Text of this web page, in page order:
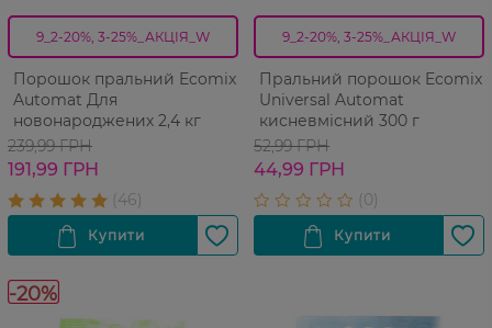
9_2-20%, 3-25%_АКЦІЯ_W
Порошок пральний Ecomix
Automat Для
новонароджених 2,4 кг
239,99 ГРН
191,99 ГРН
9_2-20%, 3-25%_АКЦІЯ_W
Пральний порошок Ecomix
Universal Automat
кисневмісний 300 г
52,99 ГРН
44,99 ГРН
-20%